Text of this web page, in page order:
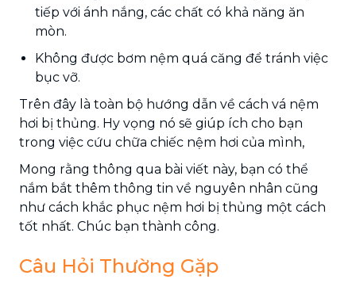
tiếp với ánh nắng, các chất có khả năng ăn
mòn.
Không được bơm nệm quá căng để tránh việc
bục vỡ.
Trên đây là toàn bộ hướng dẫn về cách vá nệm
hơi bị thủng. Hy vọng nó sẽ giúp ích cho bạn
trong việc cứu chữa chiếc nệm hơi của mình,
Mong rằng thông qua bài viết này, bạn có thể
nắm bắt thêm thông tin về nguyên nhân cũng
như cách khắc phục nệm hơi bị thủng một cách
tốt nhất. Chúc bạn thành công.
Câu Hỏi Thường Gặp